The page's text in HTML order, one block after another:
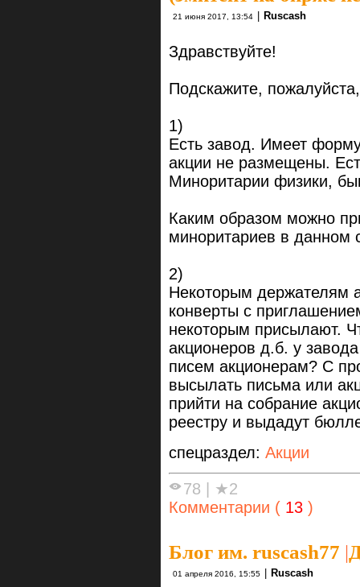
21 июня 2017, 13:54 Ruscash
Здравствуйте!
Подскажите,
1)
Есть завод. Имеет
акции не размещены.
Миноритарии физики,
Каким образом можно
миноритариев в данном
2)
Некоторым держателям
конверты с
некоторым присылают.
акционеров д.б. у
писем акционерам? С
высылать письма или
прийти на собрание
реестру и выдадут
спецраздел: Акции
78
★2
Комментарии ( 13 )
Блог им. ruscash77 |
01 апреля 2016, 15:55 Ruscash